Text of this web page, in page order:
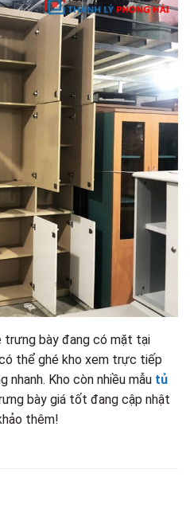
trưng bày đang có mặt tại
thể ghé kho xem trực tiếp
nhanh. Kho còn nhiều mẫu tủ
bày giá tốt đang cập nhật
thêm!